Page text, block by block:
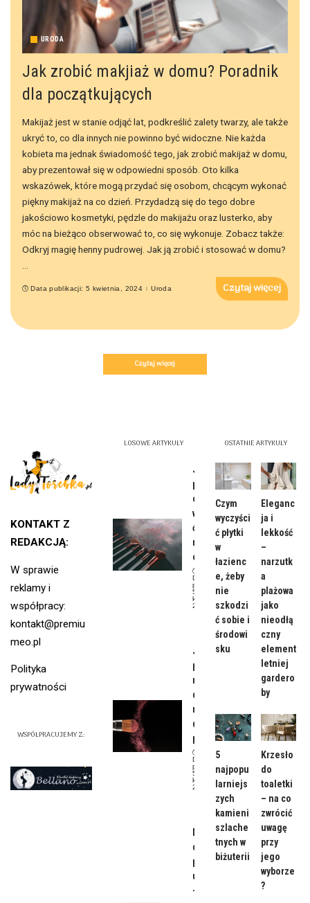
URODA
Jak zrobić makjiaż w domu? Poradnik
dla początkujących
Makijaż jest w stanie odjąć lat, podkreślić zalety twarzy, ale także
ukryć to, co dla innych nie powinno być widoczne. Nie każda
kobieta ma jednak świadomość tego, jak zrobić makijaż w domu,
aby prezentował się w odpowiedni sposób. Oto kilka
wskazówek, które mogą przydać się osobom, chcącym wykonać
piękny makijaż na co dzień. Przydadzą się do tego dobre
jakościowo kosmetyki, pędzle do makijażu oraz lusterko, aby
móc na bieżąco obserwować to, co się wykonuje. Zobacz także:
Odkryj magię henny pudrowej. Jak ją zrobić i stosować w domu?
...
Data publikacji: 5 kwietnia, 2024 Uroda Czytaj więcej
Czytaj więcej
KONTAKT Z
REDAKCJĄ:
W sprawie
reklamy i
współpracy:
kontakt@premiu
meo.pl
Polityka
prywatności
WSPÓŁPRACUJEMY Z:
LOSOWE ARTYKUŁY
Jak
prawidł
owo
wykona
ć
makijaż
oczu?
Data
publikacji:
5
kwietnia,
2024
Uroda
Jaki
powinie
n być
dzienny
makijaż
do
pracy?
Data
publikacji:
5
kwietnia,
2024
Uroda
Makijaż
dla
początk
ujących
– co
OSTATNIE ARTYKUŁY
Czym
wyczyści
ć płytki
w
łazienc
e, żeby
nie
szkodzi
ć sobie i
środowi
sku
Eleganc
ja i
lekkość
–
narzutk
a
plażowa
jako
nieodłą
czny
element
letniej
gardero
by
5
najpopu
larniejs
zych
kamieni
szlache
tnych w
biżuterii
Krzesło
do
toaletki
– na co
zwrócić
uwagę
przy
jego
wyborze
?